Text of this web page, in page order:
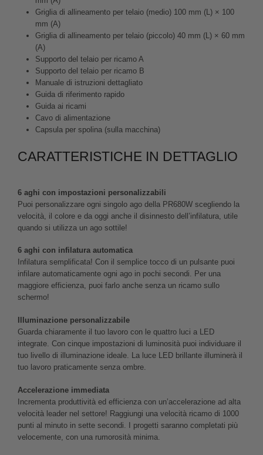
Griglia di allineamento per telaio (medio) 100 mm (L) × 100
mm (A)
Griglia di allineamento per telaio (piccolo) 40 mm (L) × 60 mm
(A)
Supporto del telaio per ricamo A
Supporto del telaio per ricamo B
Manuale di istruzioni dettagliato
Guida di riferimento rapido
Guida ai ricami
Cavo di alimentazione
Capsula per spolina (sulla macchina)
CARATTERISTICHE IN DETTAGLIO
6 aghi con impostazioni personalizzabili
Puoi personalizzare ogni singolo ago della PR680W scegliendo la
velocità, il colore e da oggi anche il disinnesto dell’infilatura, utile
quando si utilizza un ago sottile!
6 aghi con infilatura automatica
Infilatura semplificata! Con il semplice tocco di un pulsante puoi
infilare automaticamente ogni ago in pochi secondi. Per una
maggiore efficienza, puoi farlo anche senza un ricamo sullo
schermo!
Illuminazione personalizzabile
Guarda chiaramente il tuo lavoro con le quattro luci a LED
integrate. Con cinque impostazioni di luminosità puoi individuare il
tuo livello di illuminazione ideale. La luce LED brillante illuminerà il
tuo lavoro praticamente senza ombre.
Accelerazione immediata
Incrementa produttività ed efficienza con un’accelerazione ad alta
velocità leader nel settore! Raggiungi una velocità ricamo di 1000
punti al minuto in sette secondi. I progetti saranno completati più
velocemente, con una rumorosità minima.